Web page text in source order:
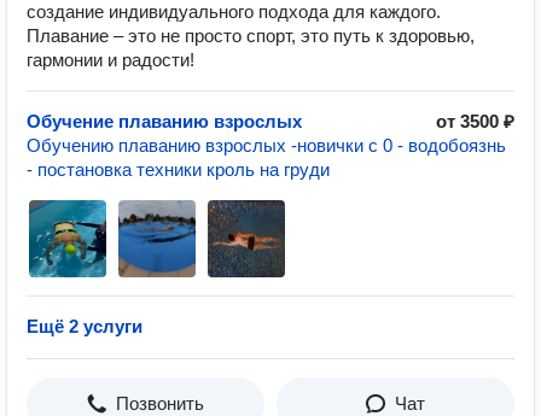
создание индивидуального подхода для каждого.
Плавание – это не просто спорт, это путь к здоровью,
гармонии и радости!
Обучение плаванию взрослых
от 3500 ₽
Обучению плаванию взрослых -новички с 0 - водобоязнь
- постановка техники кроль на груди
Ещё 2 услуги
Позвонить Чат